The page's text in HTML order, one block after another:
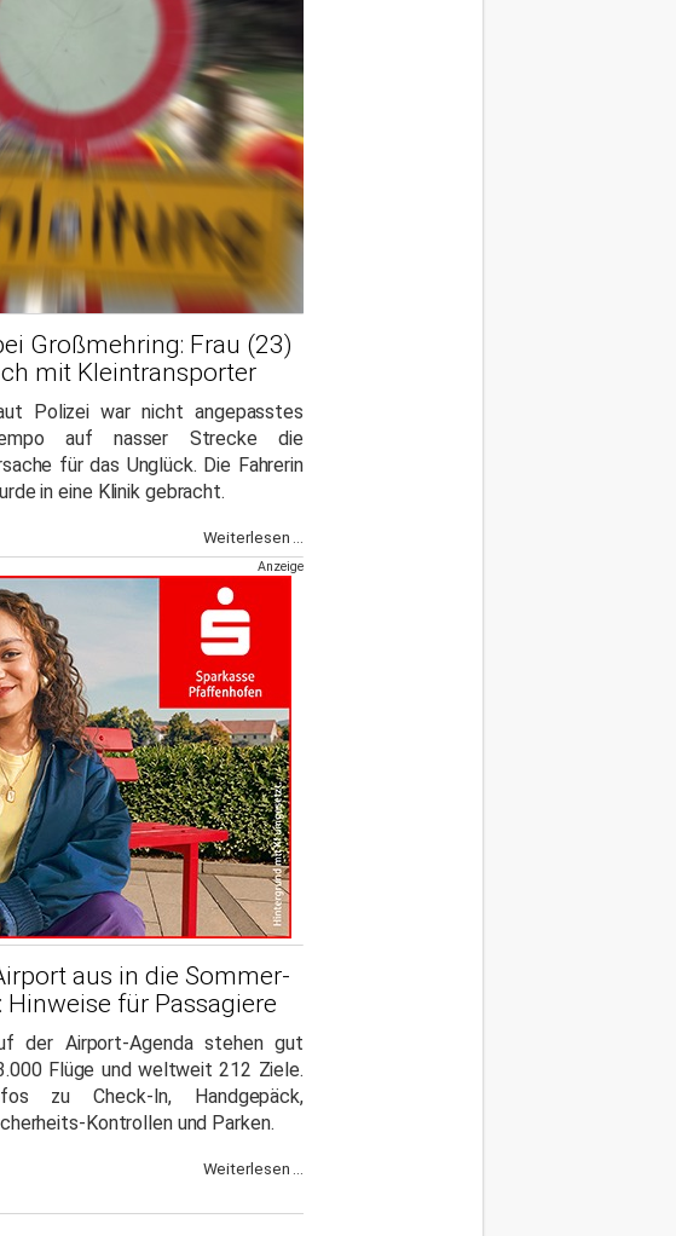
Großmehring: Frau (23)
mit Kleintransporter
Polizei war nicht angepasstes
auf nasser Strecke die
für das Unglück. Die Fahrerin
in eine Klinik gebracht.
Weiterlesen ...
Anzeige
aus in die Sommer-
Hinweise für Passagiere
der Airport-Agenda stehen gut
Flüge und weltweit 212 Ziele.
zu Check-In, Handgepäck,
Kontrollen und Parken.
Weiterlesen ...